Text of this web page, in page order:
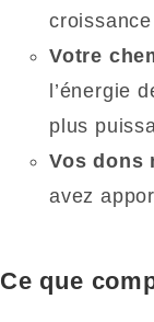
Votre
l’énergie
plus
Vos dons
avez
Ce que